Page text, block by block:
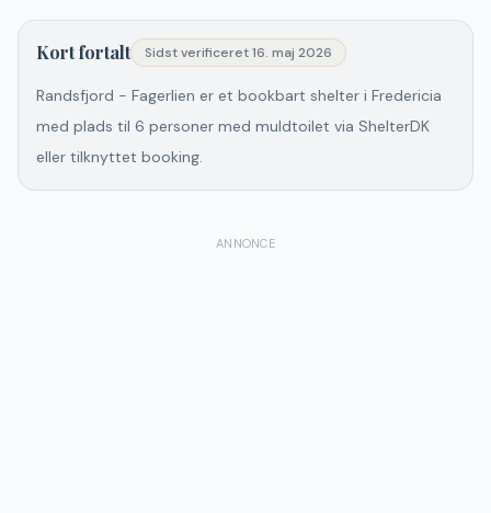
Kort fortalt Sidst verificeret16. maj 2026
Randsfjord - Fagerlien er et bookbart shelter i Fredericia
med plads til 6 personer med muldtoilet via ShelterDK
eller tilknyttet booking.
ANNONCE